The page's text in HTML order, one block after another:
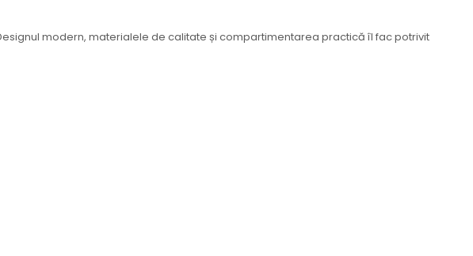
modern, materialele de calitate și compartimentarea practică îl fac potrivit